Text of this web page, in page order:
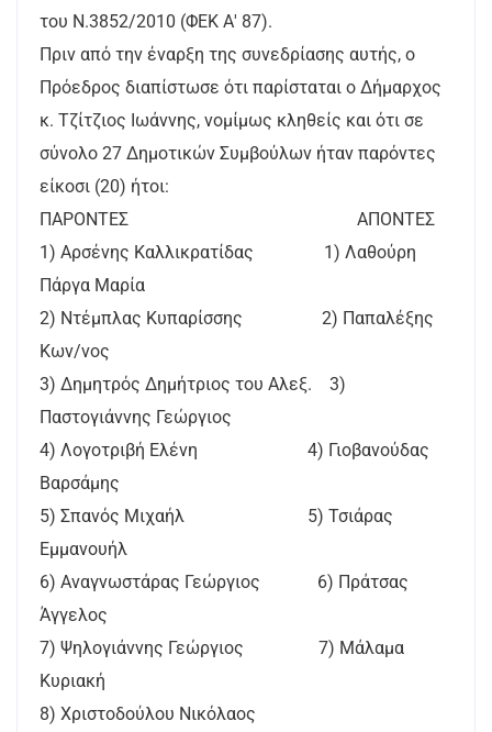
του Ν.3852/2010 (ΦΕΚ Α' 87).
Πριν από την έναρξη της συνεδρίασης αυτής, ο
Πρόεδρος διαπίστωσε ότι παρίσταται ο Δήμαρχος
κ. Τζίτζιος Ιωάννης, νομίμως κληθείς και ότι σε
σύνολο 27 Δημοτικών Συμβούλων ήταν παρόντες
είκοσι (20) ήτοι:
ΠΑΡΟΝΤΕΣ ΑΠΟΝΤΕΣ
1) Αρσένης Καλλικρατίδας 1) Λαθούρη
Πάργα Μαρία
2) Ντέμπλας Κυπαρίσσης 2) Παπαλέξης
Κων/νος
3) Δημητρός Δημήτριος του Αλεξ. 3)
Παστογιάννης Γεώργιος
4) Λογοτριβή Ελένη 4) Γιοβανούδας
Βαρσάμης
5) Σπανός Μιχαήλ 5) Τσιάρας
Εμμανουήλ
6) Αναγνωστάρας Γεώργιος 6) Πράτσας
Άγγελος
7) Ψηλογιάννης Γεώργιος 7) Μάλαμα
Κυριακή
8) Χριστοδούλου Νικόλαος